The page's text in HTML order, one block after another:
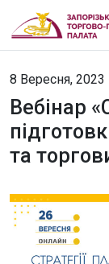
8 Вересня, 2023
Вебінар
та